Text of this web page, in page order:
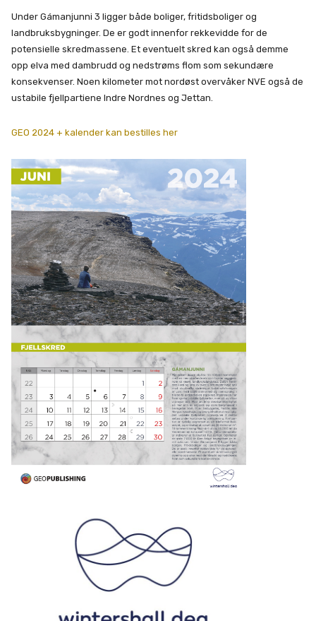
Under Gámanjunni 3 ligger både boliger, fritidsboliger og
landbruksbygninger. De er godt innenfor rekkevidde for de
potensielle skredmassene. Et eventuelt skred kan også demme
opp elva med dambrudd og nedstrøms flom som sekundære
konsekvenser. Noen kilometer mot nordøst overvåker NVE også de
ustabile fjellpartiene Indre Nordnes og Jettan.
GEO 2024 + kalender kan bestilles her